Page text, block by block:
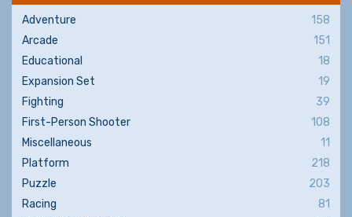
Adventure
158
Arcade
151
Educational
18
Expansion Set
19
Fighting
39
First-Person Shooter
108
Miscellaneous
11
Platform
218
Puzzle
203
Racing
81